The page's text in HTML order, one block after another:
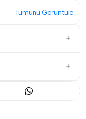
Tümünü Görüntüle